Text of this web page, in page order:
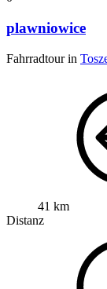
plawniowice
Fahrradtour in
41 km
Distanz